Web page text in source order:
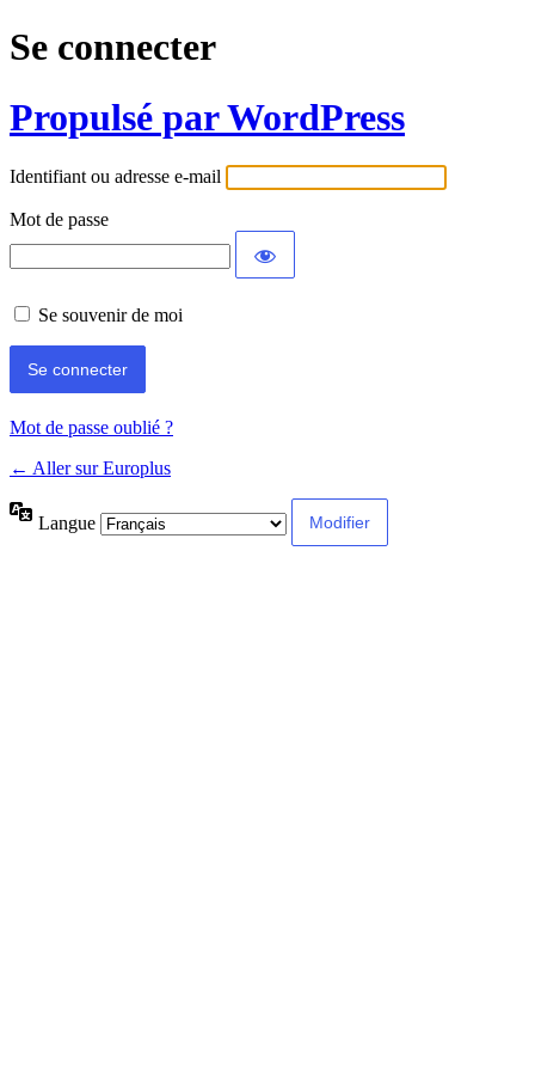
Se connecter
Propulsé par WordPress
Identifiant ou adresse e-mail
Mot de passe
Se souvenir de moi
Mot de passe oublié ?
← Aller sur Europlus
Langue